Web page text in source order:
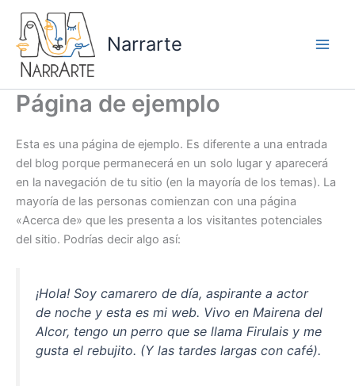
contenido
Narrarte
Página de ejemplo
Esta es una página de ejemplo. Es diferente a una entrada
del blog porque permanecerá en un solo lugar y aparecerá
en la navegación de tu sitio (en la mayoría de los temas). La
mayoría de las personas comienzan con una página
«Acerca de» que les presenta a los visitantes potenciales
del sitio. Podrías decir algo así:
¡Hola! Soy camarero de día, aspirante a actor
de noche y esta es mi web. Vivo en Mairena del
Alcor, tengo un perro que se llama Firulais y me
gusta el rebujito. (Y las tardes largas con café).